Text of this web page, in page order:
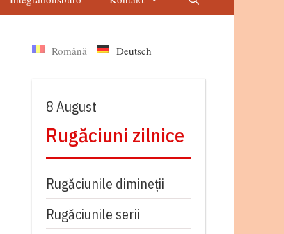
Română Deutsch
8 August
Rugăciuni zilnice
Rugăciunile dimineții
Rugăciunile serii